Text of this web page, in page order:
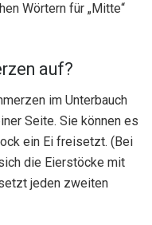
Wörtern für „Mitte“
auf?
im Unterbauch
Seite. Sie können es
ein Ei freisetzt. (Bei
die Eierstöcke mit
jeden zweiten